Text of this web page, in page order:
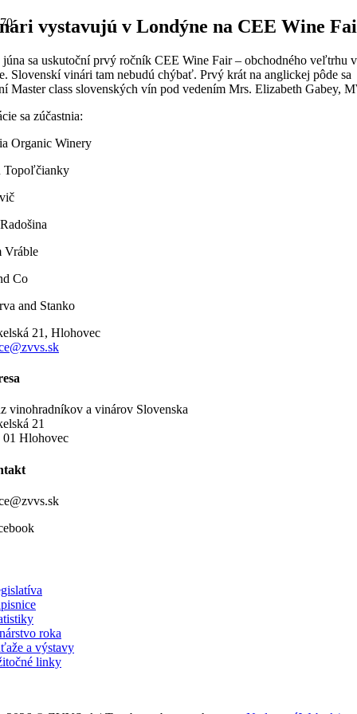
vystavujú v Londýne na CEE Wine
júna sa uskutoční prvý ročník CEE Wine Fair – obchodného veľtrhu v
Slovenskí vinári tam nebudú chýbať. Prvý krát na anglickej pôde sa
Master class slovenských vín pod vedením Mrs. Elizabeth Gabey,
sa zúčastnia:
Organic Winery
Topoľčianky
Vráble
Co
and Stanko
21, Hlohovec
vinohradníkov a vinárov Slovenska
21
01 Hlohovec
roka
a výstavy
linky